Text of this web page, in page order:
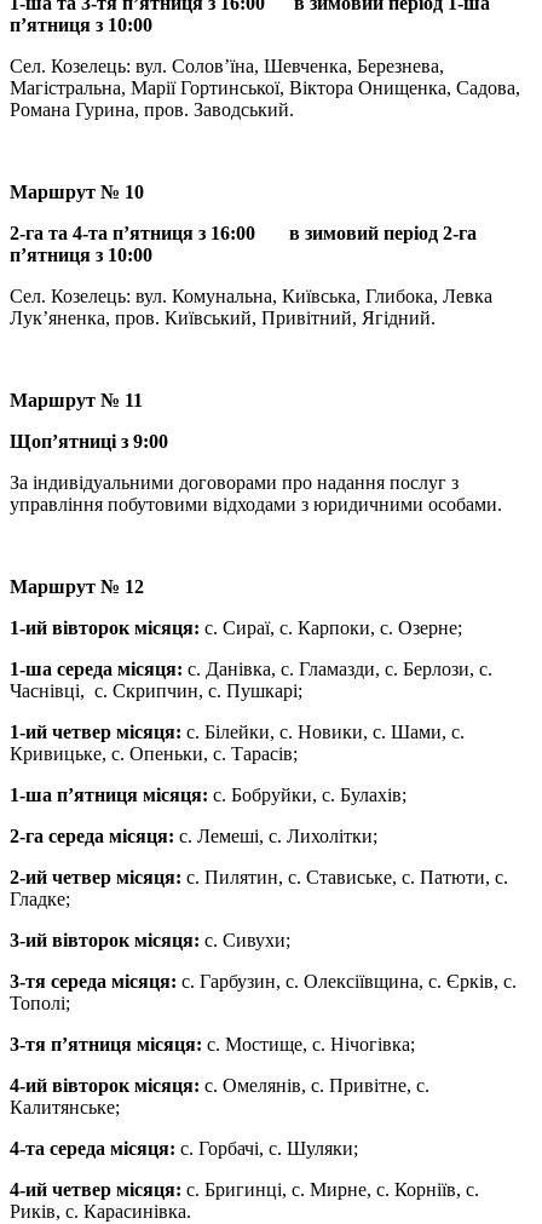
п’ятниця з 10:00
Сел. Козелець: вул. Солов’їна, Шевченка, Березнева,
Магістральна, Марії Гортинської, Віктора Онищенка, Садова,
Романа Гурина, пров. Заводський.
Маршрут № 10
2-га та 4-та п’ятниця з 16:00 в зимовий період 2-га
п’ятниця з 10:00
Сел. Козелець: вул. Комунальна, Київська, Глибока, Левка
Лук’яненка, пров. Київський, Привітний, Ягідний.
Маршрут № 11
Щоп’ятниці з 9:00
За індивідуальними договорами про надання послуг з
управління побутовими відходами з юридичними особами.
Маршрут № 12
1-ий вівторок місяця: с. Сираї, с. Карпоки, с. Озерне;
1-ша середа місяця: с. Данівка, с. Гламазди, с. Берлози, с.
Часнівці, с. Скрипчин, с. Пушкарі;
1-ий четвер місяця: с. Білейки, с. Новики, с. Шами, с.
Кривицьке, с. Опеньки, с. Тарасів;
1-ша п’ятниця місяця: с. Бобруйки, с. Булахів;
2-га середа місяця: с. Лемеші, с. Лихолітки;
2-ий четвер місяця: с. Пилятин, с. Ставиське, с. Патюти, с.
Гладке;
3-ий вівторок місяця: с. Сивухи;
3-тя середа місяця: с. Гарбузин, с. Олексіївщина, с. Єрків, с.
Тополі;
3-тя п’ятниця місяця: с. Мостище, с. Нічогівка;
4-ий вівторок місяця: с. Омелянів, с. Привітне, с.
Калитянське;
4-та середа місяця: с. Горбачі, с. Шуляки;
4-ий четвер місяця: с. Бригинці, с. Мирне, с. Корніїв, с.
Риків, с. Карасинівка.